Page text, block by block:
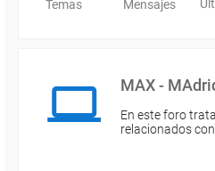
Temas Mensajes
MAX -
En este foro
relacionados